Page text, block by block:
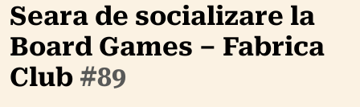
Seara de socializare la
Board Games – Fabrica
Club #89